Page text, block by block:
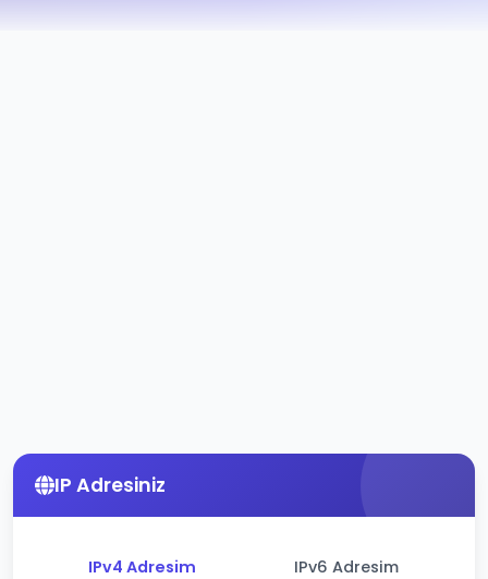
IP Adresiniz
IPv4 Adresim IPv6 Adresim